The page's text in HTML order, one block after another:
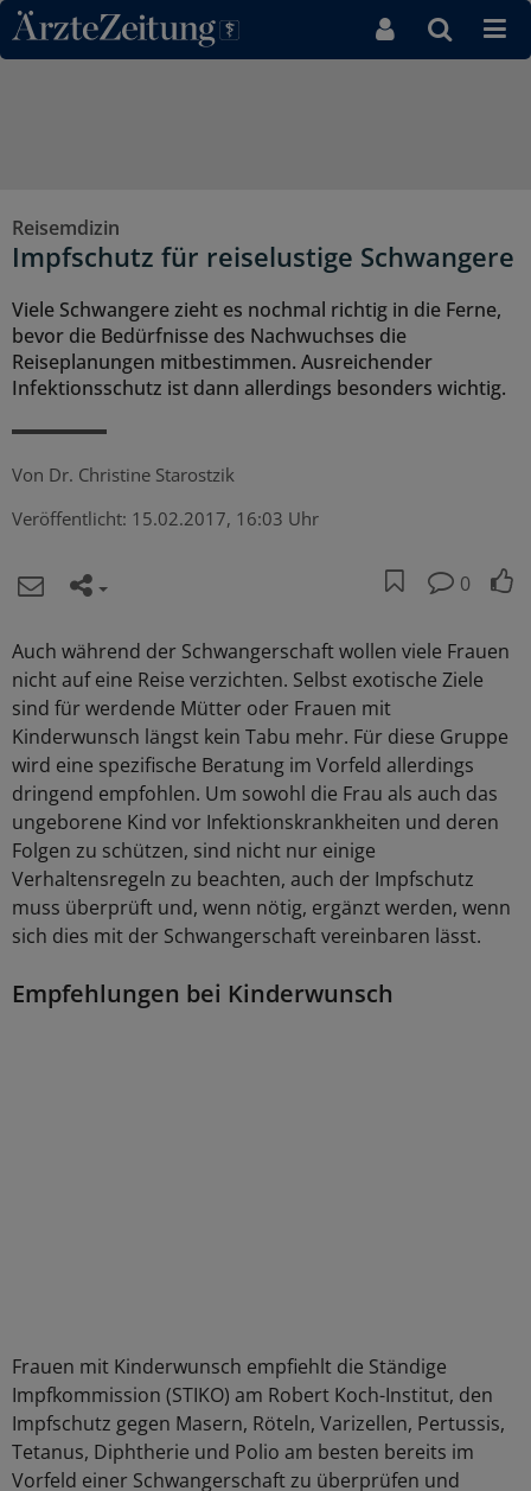
Direkt zum Inhaltsbereich
Reisemdizin
Impfschutz für reiselustige Schwangere
Viele Schwangere zieht es nochmal richtig in die Ferne,
bevor die Bedürfnisse des Nachwuchses die
Reiseplanungen mitbestimmen. Ausreichender
Infektionsschutz ist dann allerdings besonders wichtig.
Von Dr. Christine Starostzik
Veröffentlicht: 15.02.2017, 16:03 Uhr
0
Auch während der Schwangerschaft wollen viele Frauen
nicht auf eine Reise verzichten. Selbst exotische Ziele
sind für werdende Mütter oder Frauen mit
Kinderwunsch längst kein Tabu mehr. Für diese Gruppe
wird eine spezifische Beratung im Vorfeld allerdings
dringend empfohlen. Um sowohl die Frau als auch das
ungeborene Kind vor Infektionskrankheiten und deren
Folgen zu schützen, sind nicht nur einige
Verhaltensregeln zu beachten, auch der Impfschutz
muss überprüft und, wenn nötig, ergänzt werden, wenn
sich dies mit der Schwangerschaft vereinbaren lässt.
Empfehlungen bei Kinderwunsch
Frauen mit Kinderwunsch empfiehlt die Ständige
Impfkommission (STIKO) am Robert Koch-Institut, den
Impfschutz gegen Masern, Röteln, Varizellen, Pertussis,
Tetanus, Diphtherie und Polio am besten bereits im
Vorfeld einer Schwangerschaft zu überprüfen und